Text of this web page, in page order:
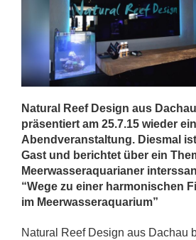
Natural Reef Design aus
präsentiert am 25.7.15 wieder
Abendveranstaltung. Diesmal
Gast und berichtet über ein
Meerwasseraquarianer
“Wege zu einer harmonischen
im Meerwasseraquarium”
Natural Reef Design aus Dachau